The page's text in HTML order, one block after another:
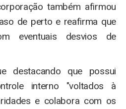
também afirmou
de perto e reafirma que
eventuais desvios de
destacando que possui
interno "voltados à
e colabora com os